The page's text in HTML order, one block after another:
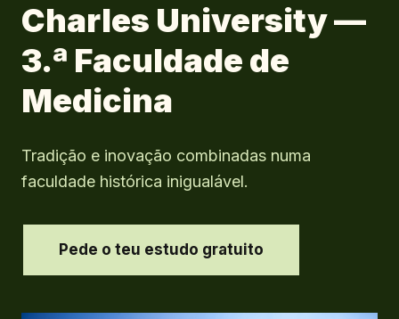
Charles University —
3.ª Faculdade de
Medicina
Tradição e inovação combinadas numa
faculdade histórica inigualável.
Pede o teu estudo gratuito